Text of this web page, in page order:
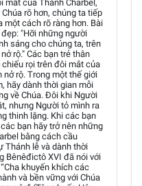
mắt của Thánh Charbel,
rõ hơn, chúng ta tiếp
một cách rõ ràng hơn. Bài
"Hỡi những người
sáng cho chúng ta, trên
rộ." Các bạn trẻ thân
rọi trên đôi mắt của
nở rộ. Trong một thế giới
hãy dành thời gian mỗi
về Chúa. Đôi khi Người
nhưng Người tỏ mình ra
thinh lặng. Khi các bạn
bạn hãy trở nên những
bằng cách cầu
Thánh lễ và dành thời
Bênêđictô XVI đã nói với
khuyến khích các
và bền vững với Chúa